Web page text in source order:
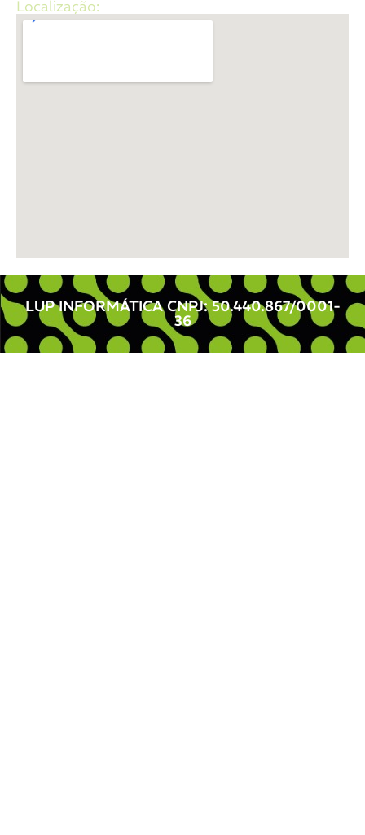
Localização:
LUP INFORMÁTICA CNPJ: 50.440.867/0001-
36 ​